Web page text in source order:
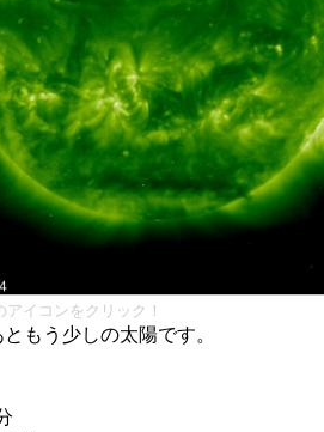
イコンをクリック！
もう少しの太陽です。